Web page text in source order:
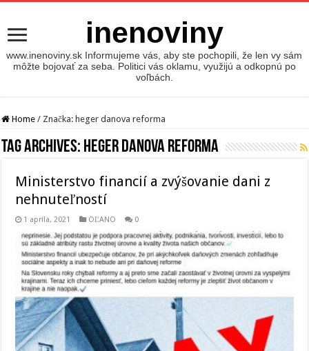
inenoviny
www.inenoviny.sk Informujeme vás, aby ste pochopili, že len vy sám
môžte bojovať za seba. Politici vás oklamu, využijú a odkopnú po
voľbách.
Home / Značka: heger danova reforma
Tag Archives: heger danova reforma
Ministerstvo financií a zvýšovanie dani z
nehnuteľností
1 apríla, 2021 OĽANO 0